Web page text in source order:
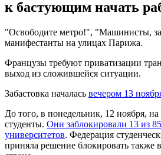
к бастующим начать
"Освободите метро!", "Машинисты,
манифестанты на улицах Парижа.
Французы требуют приватизации
выход из сложившейся ситуации.
Забастовка началась вечером 13
До того, в понедельник, 12 ноября,
студенты. Они заблокировали 13 из
университетов. Федерация
приняла решение блокировать также